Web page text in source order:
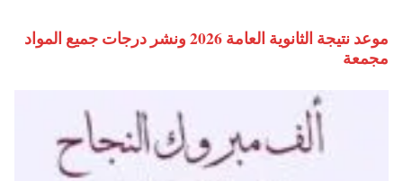
موعد نتيجة الثانوية العامة 2026 ونشر درجات جميع المواد
مجمعة